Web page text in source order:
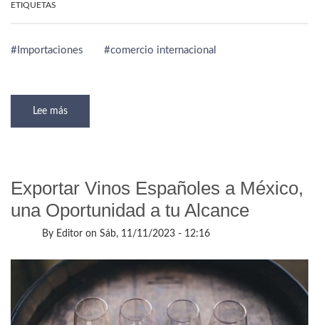
ETIQUETAS
Importaciones comercio internacional
Lee más
importaciones?
Exportar Vinos Españoles a México,
una Oportunidad a tu Alcance
By Editor on Sáb, 11/11/2023 - 12:16